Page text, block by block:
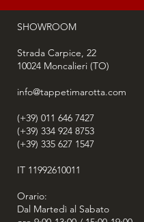
SHOWROOM
Strada Carpice, 22
10024 Moncalieri (TO)
info@tappetimarotta.com
(+39) 011 646 7427
(+39) 334 924 8753
(+39) 335 627 1547
IT 11992610011
Orario:
Dal Martedì al Sabato